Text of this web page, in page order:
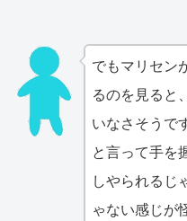
でもマリセン
るのを見ると
いなさそうで
と言って手を
しやられるじ
ゃない感じが